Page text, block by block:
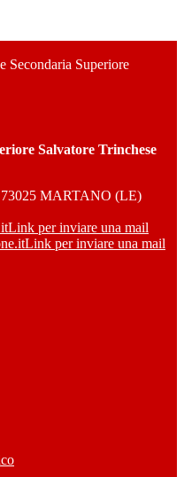
Secondaria Superiore
Salvatore Trinchese
73025 MARTANO (LE)
Link per inviare una mail
Link per inviare una mail